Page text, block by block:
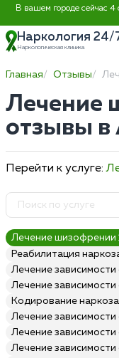
В вашем городе сейчас
Наркология 24/
Наркологическая клиника
Главная Отзывы
Лечение
отзывы в
Перейти к услуге:
Лечение шизофрении
Реабилитация
Лечение
Лечение зависимости
Кодирование
Лечение
Лечение зависимости
Лечение